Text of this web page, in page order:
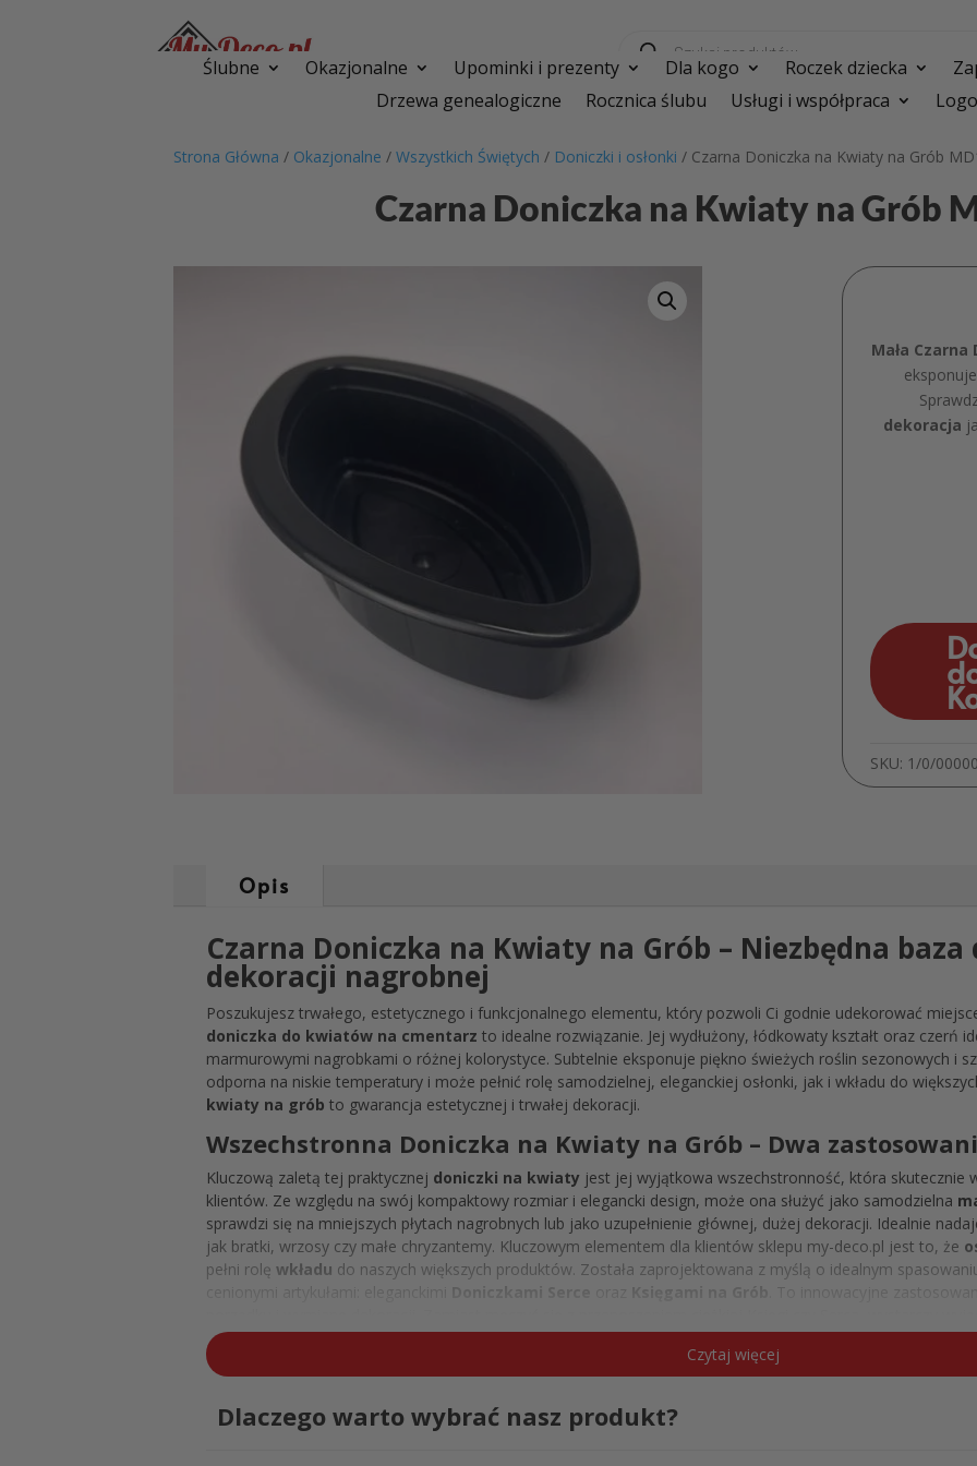
produktów
Ślubne Okazjonalne Upominki i prezenty Dla kogo Roczek dziecka
Drzewa genealogiczne
Rocznica ślubu Usługi i współpraca
Strona Główna / Okazjonalne /Wszystkich Świętych / Doniczki i osłonki / Czarna Doniczka na Kwiaty na Grób
Czarna Doniczka na Kwiaty na Grób
Mała
dekoracja
SKU: 1/0/
Opis
Czarna Doniczka na Kwiaty na Grób – Niezbędna baza
dekoracji nagrobnej
Poszukujesz trwałego, estetycznego i funkcjonalnego elementu, który pozwoli Ci godnie udekorować
doniczka do kwiatów na cmentarz to idealne rozwiązanie. Jej wydłużony, łódkowaty kształt oraz czerń
marmurowymi nagrobkami o różnej kolorystyce. Subtelnie eksponuje piękno świeżych roślin sezonowych i
odporna na niskie temperatury i może pełnić rolę samodzielnej, eleganckiej osłonki, jak i wkładu do
kwiaty na grób to gwarancja estetycznej i trwałej dekoracji.
Wszechstronna Doniczka na Kwiaty na Grób – Dwa
Kluczową zaletą tej praktycznej doniczki na kwiaty jest jej wyjątkowa wszechstronność, która skutecznie
klientów. Ze względu na swój kompaktowy rozmiar i elegancki design, może ona służyć jako samodzielna
sprawdzi się na mniejszych płytach nagrobnych lub jako uzupełnienie głównej, dużej dekoracji. Idealnie
jak bratki, wrzosy czy małe chryzantemy. Kluczowym elementem dla klientów sklepu my-deco.pl jest to, że
pełni rolęwkładu do naszych większych produktów. Została zaprojektowana z myślą o idealnym
cenionymi artykułami: eleganckimi
Doniczkami Serce Księgami na Grób
przygotowanie pięknejdoniczki do kompozycji kwiatowejw domu, w komfortowych warunkach, a
umieszczenie jej na cmentarzu. Funkcja wkładu pozwala także na ochronę drogich doniczek przed
Czarna Doniczka na Kwiaty na Cmentarz – Symbol czystości i
Czytaj więcej
Dlaczego warto wybrać nasz produkt?